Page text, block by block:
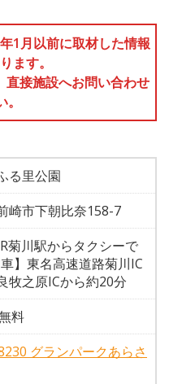
1月以前に取材した情報
ます。
直接施設へお問い合わせ
る里公園
崎市下朝比奈158-7
菊川駅からタクシーで
】東名高速道路菊川IC
牧之原ICから約20分
料
グランパークあらさ